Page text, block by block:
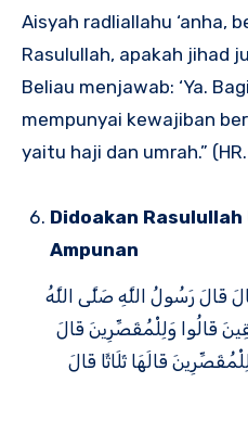
Aisyah radliallahu ‘anha,
Rasulullah, apakah jihad
Beliau menjawab: ‘Ya.
mempunyai kewajiban
yaitu haji dan umrah.”
Didoakan
Ampunan
قَالَ رَسُولُ اللَّهِ صَلَّى اللَّهُ
قَالُوا وَلِلْمُقَصِّرِينَ قَالَ
قَالَهَا ثَلَاثًا قَالَ